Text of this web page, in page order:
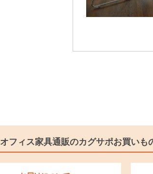
オフィス家具通販のカグサポお買いも